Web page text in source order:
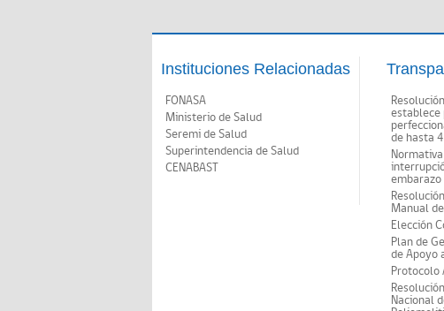
Instituciones Relacionadas
FONASA
Ministerio de Salud
Seremi de Salud
Superintendencia de Salud
CENABAST
establece
de hasta
embarazo
Manual
Elección
Plan de
de Apoyo
Protocolo
Nacional